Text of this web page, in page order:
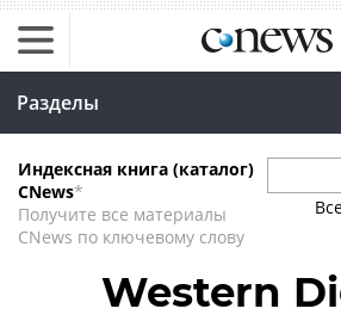
Разделы
Индексная книга (каталог)
CNews*
Получите все материалы
CNews по ключевому слову
Western